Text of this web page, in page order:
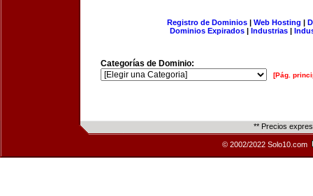
Registro de Dominios| Web Hosting |
Dominios Expirados | Industrias |
Categorías de Dominio:
[Pág.
** Precios
© 2002/2022 Solo10.com